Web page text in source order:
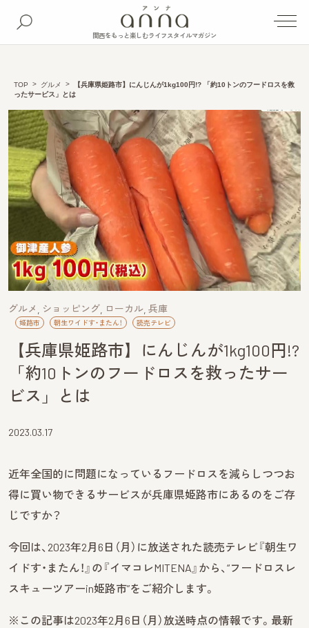
関西をもっと楽しむライフスタイルマガジン
TOP グルメ
【兵庫県姫路市】にんじんが1kg100円!? 「約10トンのフードロスを救
ったサービス」とは
グルメ ショッピング ローカル 兵庫
姫路市 朝生ワイドす・またん！ 読売テレビ
【兵庫県姫路市】にんじんが1kg100円!?
「約10トンのフードロスを救ったサー
ビス」とは
2023.03.17
近年全国的に問題になっているフードロスを減らしつつお
得に買い物できるサービスが兵庫県姫路市にあるのをご存
じですか？
今回は、2023年2月6日（月）に放送された読売テレビ『朝生ワ
イドす・またん！』の『イマコレMITENA』から、“フードロスレ
スキューツアーin姫路市”をご紹介します。
※この記事は2023年2月6日（月）放送時点の情報です。最新